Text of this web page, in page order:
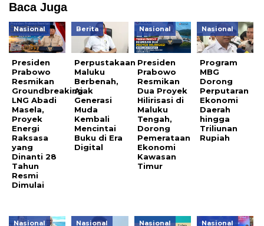
Baca Juga
Nasional
Presiden
Prabowo
Resmikan
Groundbreaking
LNG Abadi
Masela,
Proyek
Energi
Raksasa
yang
Dinanti 28
Tahun
Resmi
Dimulai
Berita
Perpustakaan
Maluku
Berbenah,
Ajak
Generasi
Muda
Kembali
Mencintai
Buku di Era
Digital
Nasional
Presiden
Prabowo
Resmikan
Dua Proyek
Hilirisasi di
Maluku
Tengah,
Dorong
Pemerataan
Ekonomi
Kawasan
Timur
Nasional
Program
MBG
Dorong
Perputaran
Ekonomi
Daerah
hingga
Triliunan
Rupiah
Nasional Nasional Nasional Nasional